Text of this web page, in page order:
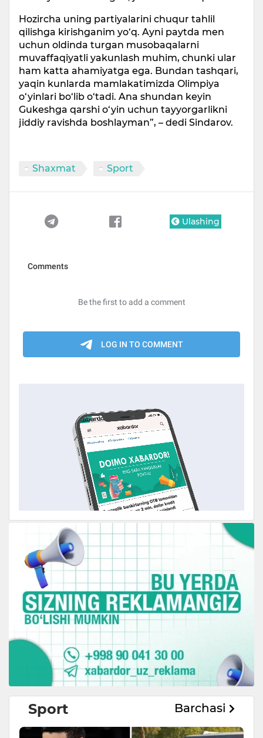
Hozircha uning partiyalarini chuqur tahlil
qilishga kirishganim yo‘q. Ayni paytda men
uchun oldinda turgan musobaqalarni
muvaffaqiyatli yakunlash muhim, chunki ular
ham katta ahamiyatga ega. Bundan tashqari,
yaqin kunlarda mamlakatimizda Olimpiya
o‘yinlari bo‘lib o‘tadi. Ana shundan keyin
Gukeshga qarshi o‘yin uchun tayyorgarlikni
jiddiy ravishda boshlayman”, – dedi Sindarov.
Shaxmat Sport
Ulashing
Sport Barchasi